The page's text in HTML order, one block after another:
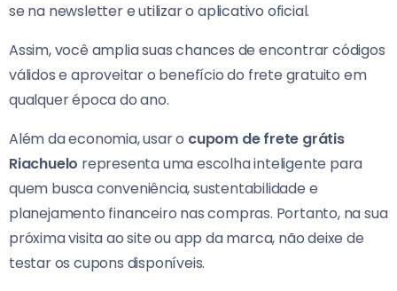
se na newsletter e utilizar o aplicativo oficial.
Assim, você amplia suas chances de encontrar códigos
válidos e aproveitar o benefício do frete gratuito em
qualquer época do ano.
Além da economia, usar o cupom de frete grátis
Riachuelo representa uma escolha inteligente para
quem busca conveniência, sustentabilidade e
planejamento financeiro nas compras. Portanto, na sua
próxima visita ao site ou app da marca, não deixe de
testar os cupons disponíveis.